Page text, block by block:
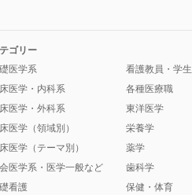
ゴリー
医学系
医学・内科系
医学・外科系
医学（領域別）
医学（テーマ別）
医学系・医学一般など
看護
看護教員・学生
各種医療職
東洋医学
栄養学
薬学
歯科学
保健・体育